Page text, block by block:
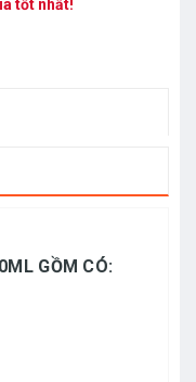
tốt nhất!
GỒM CÓ: